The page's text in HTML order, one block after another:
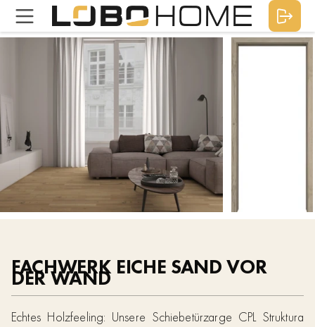
FACHWERK EICHE SAND VOR
DER WAND
Echtes Holzfeeling: Unsere Schiebetürzarge CPL Struktura